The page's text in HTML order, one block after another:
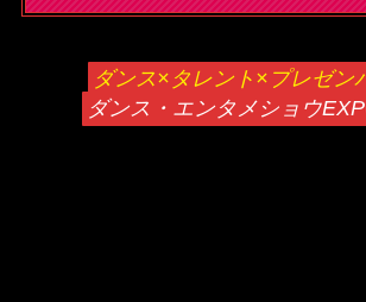
ダンス×タレント×プレゼン
ダンス・エンタメショウ